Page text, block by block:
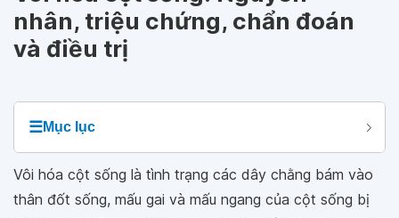
nhân, triệu chứng, chẩn đoán
và điều trị
☰Mục lục
Vôi hóa cột sống là tình trạng các dây chằng bám vào
thân đốt sống, mấu gai và mấu ngang của cột sống bị